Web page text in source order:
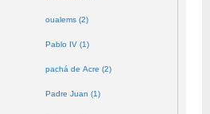
oualems (2)
Pablo IV (1)
pachá de Acre (2)
Padre Juan (1)